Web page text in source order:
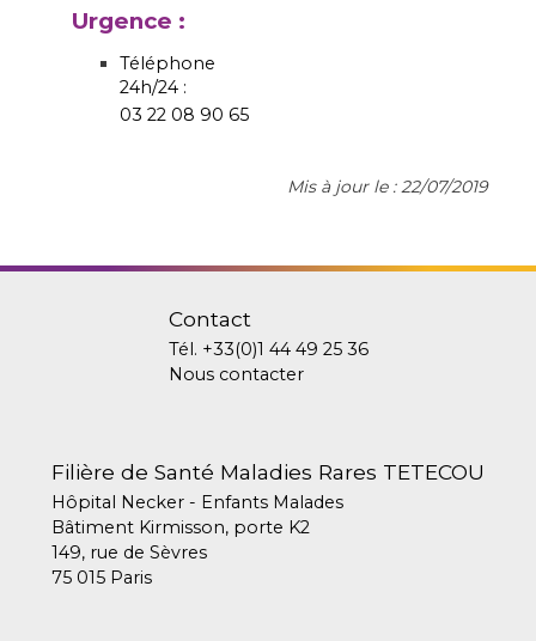
Urgence :
Téléphone
24h/24 :
03 22 08 90 65
Mis à jour le : 22/07/2019
Contact
Tél. +33(0)1 44 49 25 36
Nous contacter
Filière de Santé Maladies Rares TETECOU
Hôpital Necker - Enfants Malades
Bâtiment Kirmisson, porte K2
149, rue de Sèvres
75 015 Paris